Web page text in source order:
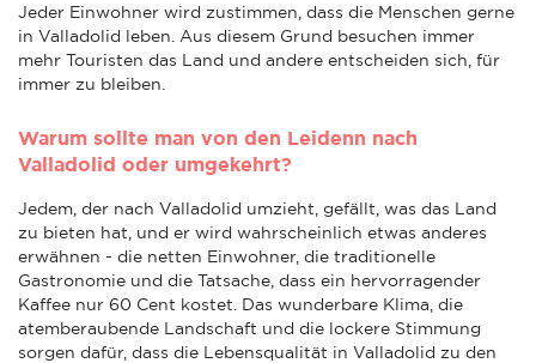
Jeder Einwohner wird zustimmen, dass die Menschen gerne
in Valladolid leben. Aus diesem Grund besuchen immer
mehr Touristen das Land und andere entscheiden sich, für
immer zu bleiben.
Warum sollte man von den Leidenn nach
Valladolid oder umgekehrt?
Jedem, der nach Valladolid umzieht, gefällt, was das Land
zu bieten hat, und er wird wahrscheinlich etwas anderes
erwähnen - die netten Einwohner, die traditionelle
Gastronomie und die Tatsache, dass ein hervorragender
Kaffee nur 60 Cent kostet. Das wunderbare Klima, die
atemberaubende Landschaft und die lockere Stimmung
sorgen dafür, dass die Lebensqualität in Valladolid zu den